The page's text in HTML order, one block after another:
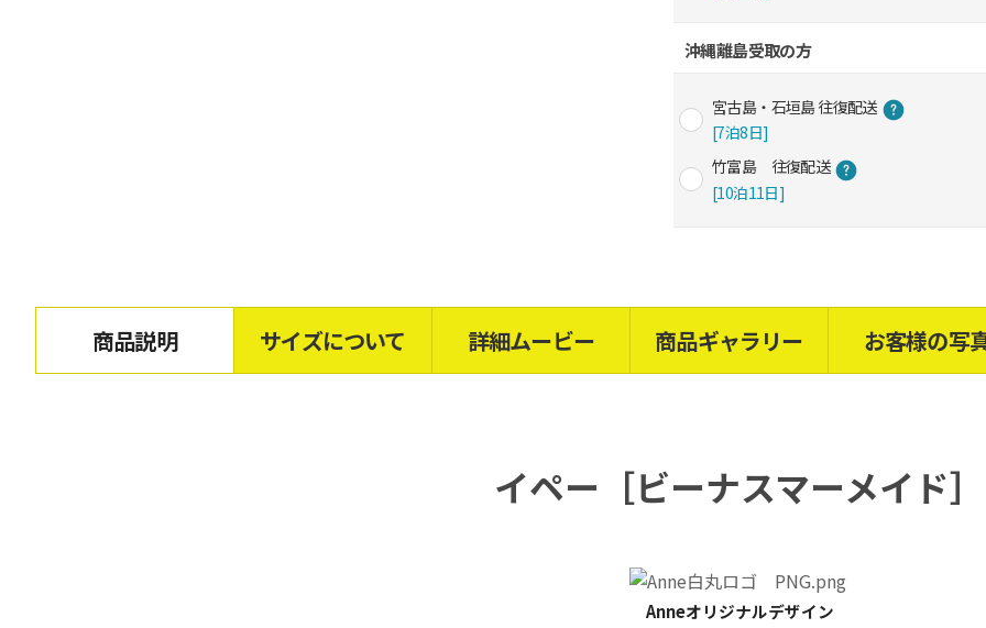
沖縄離島受取の方
宮古島・石垣島 往復配送
[7泊8日]
竹富島 往復配送
[10泊11日]
商品説明 サイズについて 詳細ムービー 商品ギャラリー お客様の写
イペー［ビーナスマーメイド］
Anneオリジナルデザイン